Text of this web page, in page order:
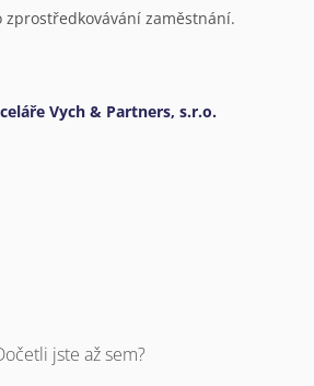
zaměstnání.
Vych & Partners, s.r.o.
jste až sem?